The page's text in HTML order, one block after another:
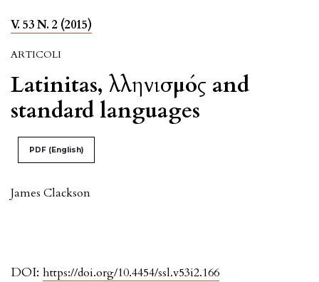
V. 53 N. 2 (2015)
ARTICOLI
Latinitas, Ἑλληνισμός and
standard languages
PDF (English)
James Clackson
DOI: https://doi.org/10.4454/ssl.v53i2.166